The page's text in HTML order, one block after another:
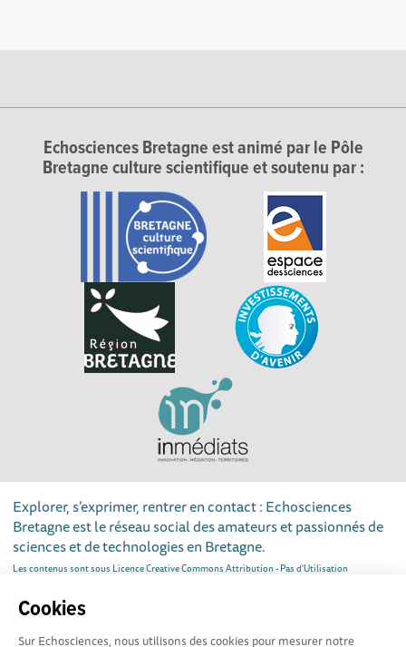
Cookies
Sur Echosciences, nous utilisons des cookies pour mesurer notre
Echosciences Bretagne est animé par le Pôle
Bretagne culture scientifique et soutenu par :
Explorer, s’exprimer, rentrer en contact : Echosciences
Bretagne est le réseau social des amateurs et passionnés de
sciences et de technologies en Bretagne.
Les contenus sont sous Licence Creative Commons Attribution - Pas d'Utilisation
Mentions légales|Politique de confidentialité|CGU